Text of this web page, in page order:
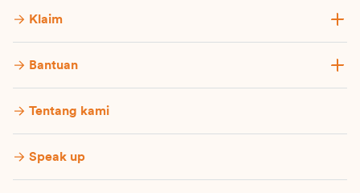
Klaim
Bantuan
Tentang kami
Speak up